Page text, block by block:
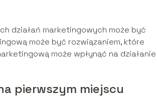
działań marketingowych może być
może być rozwiązaniem, które
może wpłynąć na działanie
pierwszym miejscu